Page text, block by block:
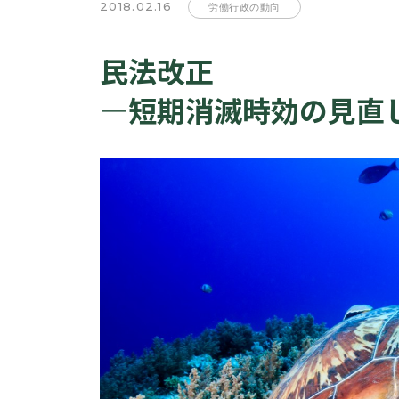
2018.02.16 労働行政の動向
民法改正
―短期消滅時効の見直